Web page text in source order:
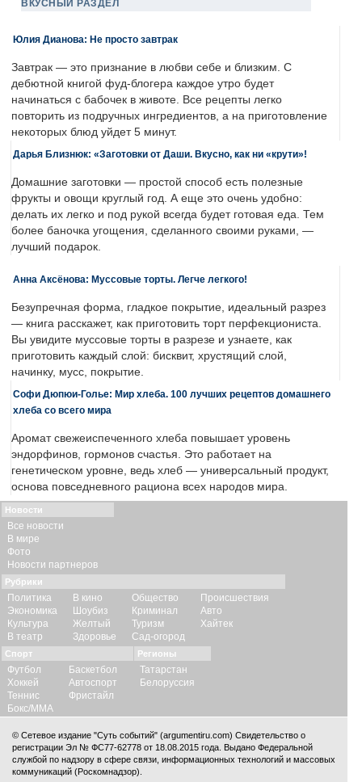
ВКУСНЫЙ РАЗДЕЛ
Юлия Дианова: Не просто завтрак
Завтрак — это признание в любви себе и близким. С
дебютной книгой фуд-блогера каждое утро будет
начинаться с бабочек в животе. Все рецепты легко
повторить из подручных ингредиентов, а на приготовление
некоторых блюд уйдет 5 минут.
Дарья Близнюк: «Заготовки от Даши. Вкусно, как ни «крути»!
Домашние заготовки — простой способ есть полезные
фрукты и овощи круглый год. А еще это очень удобно:
делать их легко и под рукой всегда будет готовая еда. Тем
более баночка угощения, сделанного своими руками, —
лучший подарок.
Анна Аксёнова: Муссовые торты. Легче легкого!
Безупречная форма, гладкое покрытие, идеальный разрез
— книга расскажет, как приготовить торт перфекциониста.
Вы увидите муссовые торты в разрезе и узнаете, как
приготовить каждый слой: бисквит, хрустящий слой,
начинку, мусс, покрытие.
Софи Дюпюи-Голье: Мир хлеба. 100 лучших рецептов домашнего
хлеба со всего мира
Аромат свежеиспеченного хлеба повышает уровень
эндорфинов, гормонов счастья. Это работает на
генетическом уровне, ведь хлеб — универсальный продукт,
основа повседневного рациона всех народов мира.
Новости
Все новости
В мире
Фото
Новости партнеров
Рубрики
Политика
Экономика
Культура
В театр
В кино
Шоубиз
Желтый
Здоровье
Общество
Криминал
Туризм
Сад-огород
Происшествия
Авто
Хайтек
Спорт
Футбол
Хоккей
Теннис
Бокс/ММА
Баскетбол
Автоспорт
Фристайл
Регионы
Татарстан
Белоруссия
© Сетевое издание "Суть событий" (argumentiru.com) Свидетельство о
регистрации Эл № ФС77-62778 от 18.08.2015 года. Выдано Федеральной
службой по надзору в сфере связи, информационных технологий и массовых
коммуникаций (Роскомнадзор).